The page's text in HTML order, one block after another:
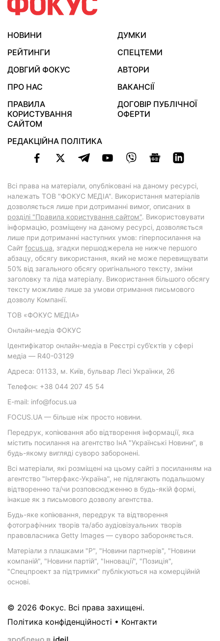
НОВИНИ
ДУМКИ
РЕЙТИНГИ
СПЕЦТЕМИ
ДОВГИЙ ФОКУС
АВТОРИ
ПРО НАС
ВАКАНСІЇ
ПРАВИЛА
КОРИСТУВАННЯ
САЙТОМ
ДОГОВІР ПУБЛІЧНОЇ
ОФЕРТИ
РЕДАКЦІЙНА ПОЛІТИКА
Всі права на матеріали, опубліковані на даному ресурсі,
належать ТОВ "ФОКУС МЕДІА". Використання матеріалів
дозволяється лише при дотриманні вимог, описаних в
розділі "Правила користування сайтом". Використовувати
інформацію, розміщену на даному ресурсі, дозволяється
лише при дотриманні наступних умов: гіперпосилання на
Cайт focus.ua, згадки першоджерела не нижче першого
абзацу, обсягу використання, який не може перевищувати
50% від загального обсягу оригінального тексту, зміни
заголовку та ліда матеріалу. Використання більшого обсягу
тексту можливе лише за умови отримання письмового
дозволу Компанії.
ТОВ «ФОКУС МЕДІА»
Онлайн-медіа ФОКУС
Ідентифікатор онлайн-медіа в Реєстрі суб’єктів у сфері
медіа — R40-03129
Адреса: 01133, м. Київ, бульвар Лесі Українки, 26
Телефон: +38 044 207 45 54
E-mail: info@focus.ua
FOCUS.UA — більше ніж просто новини.
Передрук, копіювання або відтворення інформації, яка
містить посилання на агентство ІнА "Українські Новини", в
будь-якому вигляді суворо заборонені.
Всі матеріали, які розміщені на цьому сайті з посиланням на
агентство "Інтерфакс-Україна", не підлягають подальшому
відтворенню та/чи розповсюдженню в будь-якій формі,
інакше як з письмового дозволу агентства.
Будь-яке копіювання, передрук та відтворення
фотографічних творів та/або аудіовізуальних творів
правовласника Getty Images — суворо забороняється.
Матеріали з плашками "Р", "Новини партнерів", "Новини
компаній", "Новини партій", "Інновації", "Позиція",
"Спецпроект за підтримки" публікуються на комерційній
основі.
© 2026 Фокус. Всі права захищені.
Політика конфіденційності • Контакти